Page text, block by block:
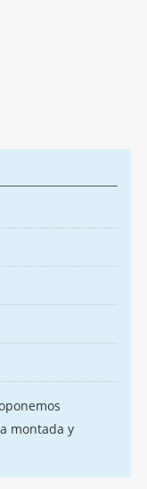
montada y